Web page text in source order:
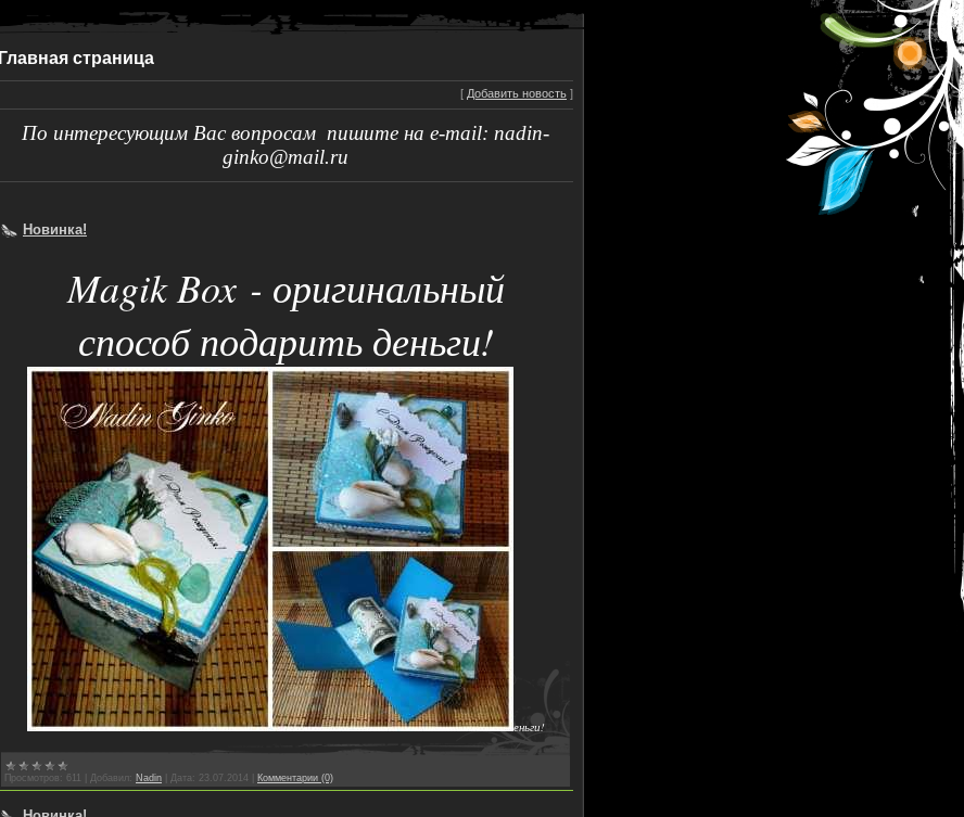
Главная страница
[ Добавить новость ]
По интересующим Вас вопросам пишите на e-mail: nadin-
ginko@mail.ru
Новинка!
Magik Box - оригинальный
способ подарить деньги!
еньги!
Просмотров: 611 Добавил: Nadin Дата: 23.07.2014 Комментарии (0)